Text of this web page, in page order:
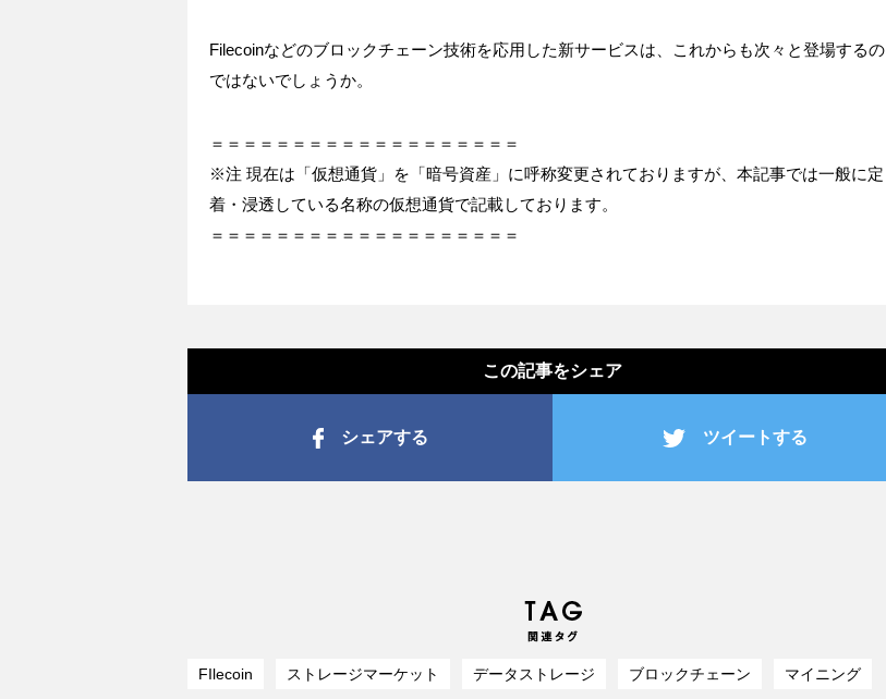
Filecoinなどのブロックチェーン技術を応用した新サービスは、これからも次々と登場するの
ではないでしょうか。
＝＝＝＝＝＝＝＝＝＝＝＝＝＝＝＝＝＝＝
※注 現在は「仮想通貨」を「暗号資産」に呼称変更されておりますが、本記事では一般に定
着・浸透している名称の仮想通貨で記載しております。
＝＝＝＝＝＝＝＝＝＝＝＝＝＝＝＝＝＝＝
この記事をシェア
シェアする ツイートする
FIlecoin ストレージマーケット データストレージ ブロックチェーン マイニング